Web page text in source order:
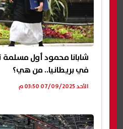
شابانا محمود أول مسلمة
في بريطانيا.. من هي؟
الأحد 07/09/2025 03:50 م